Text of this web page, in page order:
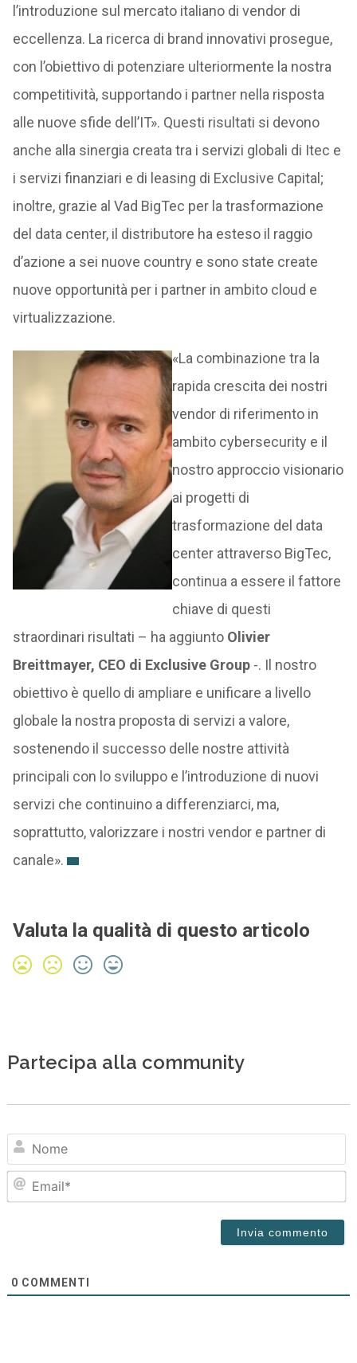
l’introduzione sul mercato italiano di vendor di
eccellenza. La ricerca di brand innovativi prosegue,
con l’obiettivo di potenziare ulteriormente la nostra
competitività, supportando i partner nella risposta
alle nuove sfide dell’IT». Questi risultati si devono
anche alla sinergia creata tra i servizi globali di Itec e
i servizi finanziari e di leasing di Exclusive Capital;
inoltre, grazie al Vad BigTec per la trasformazione
del data center, il distributore ha esteso il raggio
d’azione a sei nuove country e sono state create
nuove opportunità per i partner in ambito cloud e
virtualizzazione.
«La combinazione tra la
rapida crescita dei nostri
vendor di riferimento in
ambito cybersecurity e il
nostro approccio visionario
ai progetti di
trasformazione del data
center attraverso BigTec,
continua a essere il fattore
chiave di questi
straordinari risultati – ha aggiunto Olivier
Breittmayer, CEO di Exclusive Group-. Il nostro
obiettivo è quello di ampliare e unificare a livello
globale la nostra proposta di servizi a valore,
sostenendo il successo delle nostre attività
principali con lo sviluppo e l’introduzione di nuovi
servizi che continuino a differenziarci, ma,
soprattutto, valorizzare i nostri vendor e partner di
canale».
Valuta la qualità di questo articolo
Partecipa alla community
0 COMMENTI